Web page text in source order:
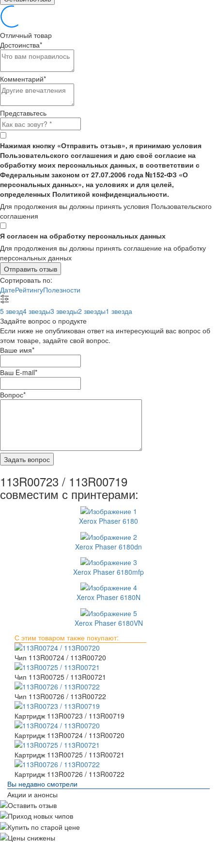
Отличный товар
Достоинства*
Комментарий*
Представьтесь
Нажимая кнопку «Отправить отзыв», я принимаю условия
Пользовательского соглашения и даю своё согласие на
обработку моих персональных данных, в соответствии с
Федеральным законом от 27.07.2006 года №152-ФЗ «О
персональных данных», на условиях и для целей,
определенных Политикой конфиденциальности.
Для продолжения вы должны принять условия Пользовательского
соглашения
Я согласен на обработку персональных данных
Для продолжения вы должны принять соглашение на обработку
персональных данных
Отправить отзыв
Сортировать по:
ДатеРейтингуПолезности
5 звезд4 звезды3 звезды2 звезды1 звезда
Задайте вопрос о продукте
Если ниже не опубликован ответ на интересующий вас вопрос об
этом товаре, задайте свой вопрос.
Ваше имя*
Ваш E-mail*
Вопрос*
113R00723 / 113R00719
совместим с принтерами:
Xerox Phaser 6180
Xerox Phaser 6180dn
Xerox Phaser 6180mfp
Xerox Phaser 6180N
Xerox Phaser 6180VN
С этим товаром также покупают:
Чип 113R00724 / 113R00720
Чип 113R00725 / 113R00721
Чип 113R00726 / 113R00722
Картридж 113R00723 / 113R00719
Картридж 113R00724 / 113R00720
Картридж 113R00725 / 113R00721
Картридж 113R00726 / 113R00722
Вы недавно смотрели
Акции и анонсы